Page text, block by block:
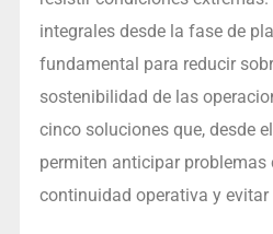
integrales desde la fase de
fundamental para reducir
sostenibilidad de las
cinco soluciones que, desde
permiten anticipar problemas
continuidad operativa y